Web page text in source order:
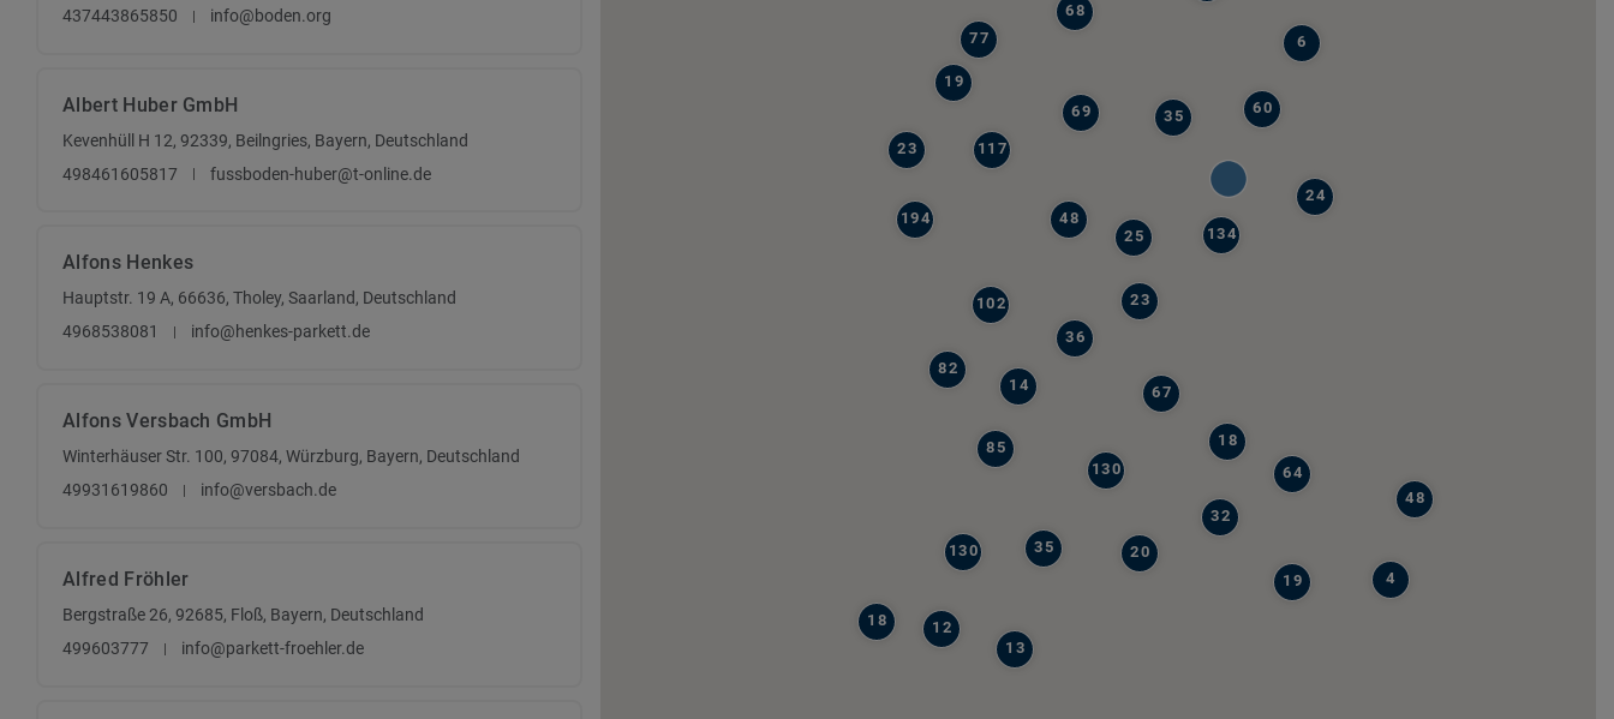
437443865850
info@boden.org
Albert Huber GmbH
Kevenhüll H 12, 92339, Beilngries, Bayern, Deutschland
498461605817
fussboden-huber@t-online.de
Alfons Henkes
Hauptstr. 19 A, 66636, Tholey, Saarland, Deutschland
4968538081
info@henkes-parkett.de
Alfons Versbach GmbH
Winterhäuser Str. 100, 97084, Würzburg, Bayern, Deutschland
49931619860
info@versbach.de
Alfred Fröhler
Bergstraße 26, 92685, Floß, Bayern, Deutschland
499603777
info@parkett-froehler.de
48
85
194
77
117
130
64
67
82
36
130
69
134
23
68
35
35
102
19
23
19
48
14
60
12
18
32
13
20
24
6
25
4
18